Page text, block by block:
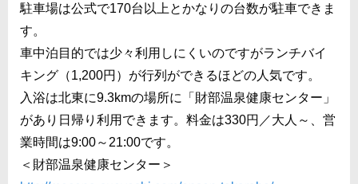
駐車場は公式で170台以上とかなりの台数が駐車できま
す。
車中泊目的では少々利用しにくいのですがランチバイ
キング（1,200円）が行列ができるほどの人気です。
入浴は北東に9.3kmの場所に「財部温泉健康センター」
があり日帰り利用できます。料金は330円／大人～、営
業時間は9:00～21:00です。
＜財部温泉健康センター＞